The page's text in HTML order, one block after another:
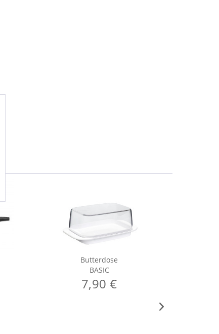
Butterdose
BASIC
7,90 €